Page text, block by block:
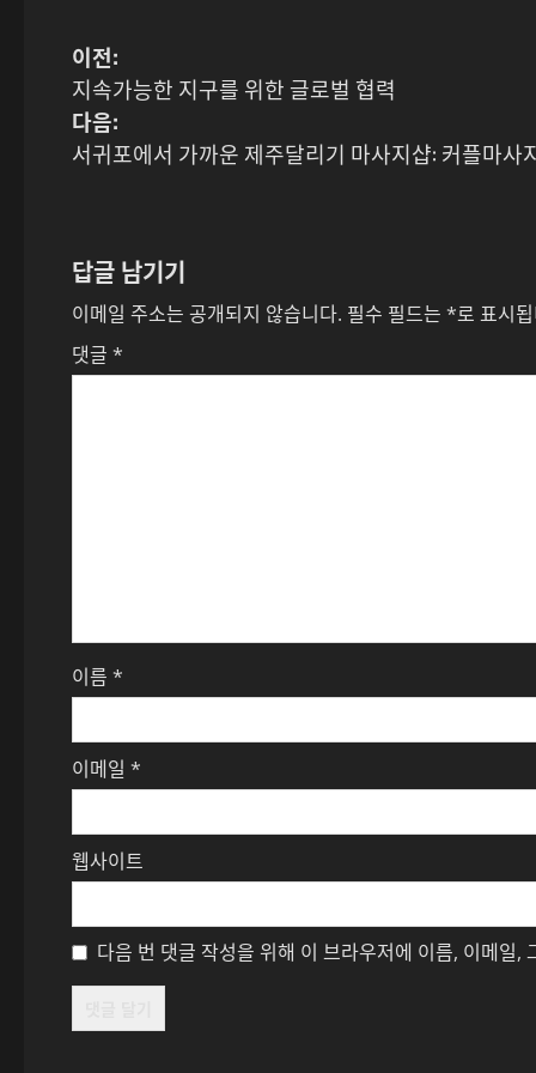
게
시
물
비
게
이
이전:
지속가능한 지구를 위한 글로벌 협력
다음:
서귀포에서 가까운 제주달리기 마사지샵: 커플마사
답글 남기기
이메일 주소는 공개되지 않습니다. 필수 필드는 *로 표시
댓글 *
이름 *
이메일 *
웹사이트
다음 번 댓글 작성을 위해 이 브라우저에 이름, 이메일,